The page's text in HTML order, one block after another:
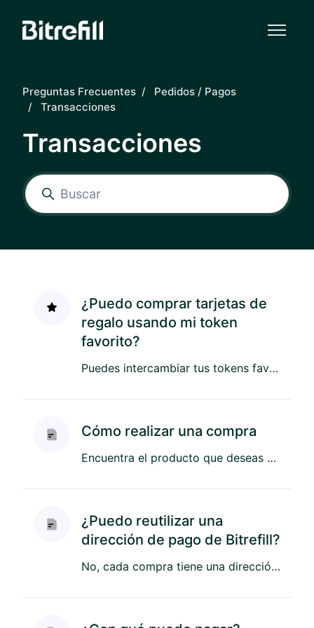
Preguntas Frecuentes
Pedidos / Pagos
Transacciones
Transacciones
¿Puedo comprar tarjetas de
regalo usando mi token
favorito?
Puedes intercambiar tus tokens favoritos utilizando nuestra opción integrada de Li.Fi Pay. Al hacerlo, puedes añadir ...
Cómo realizar una compra
Encuentra el producto que deseas comprar en https://www.bitrefill.com/ Agrégalo a tu carrito seleccionando...
¿Puedo reutilizar una
dirección de pago de Bitrefill?
No, cada compra tiene una dirección única. Esto significa que las direcciones de Bitrefill no se pueden reutilizar.Lo...